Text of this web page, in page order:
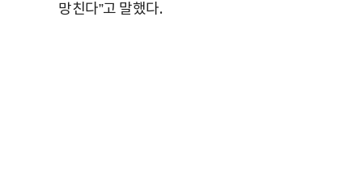
망친다”고 말했다.